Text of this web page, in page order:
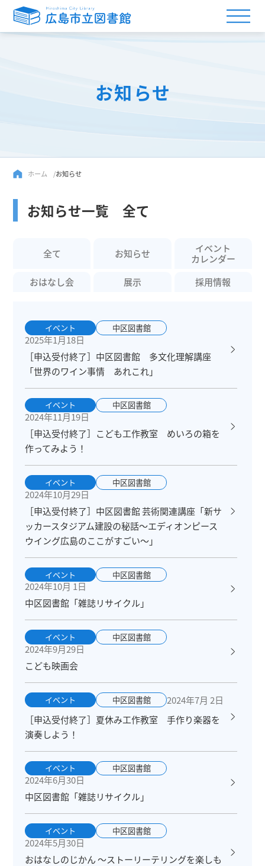
お知らせ
ホーム お知らせ
お知らせ一覧 全て
全て お知らせ
イベント
カレンダー
おはなし会
展示 採用情報
イベント 中区図書館
2025年1月18日
［申込受付終了］中区図書館 多文化理解講座
「世界のワイン事情 あれこれ」
イベント 中区図書館
2024年11月19日
［申込受付終了］こども工作教室 めいろの箱を
作ってみよう！
イベント 中区図書館
2024年10月29日
［申込受付終了］中区図書館 芸術関連講座「新サ
ッカースタジアム建設の秘話～エディオンピース
ウイング広島のここがすごい～」
イベント 中区図書館
2024年10月 1日
中区図書館「雑誌リサイクル」
イベント 中区図書館
2024年9月29日
こども映画会
イベント 中区図書館
2024年7月 2日
［申込受付終了］夏休み工作教室 手作り楽器を
演奏しよう！
イベント 中区図書館
2024年6月30日
中区図書館「雑誌リサイクル」
イベント 中区図書館
2024年5月30日
おはなしのじかん ～ストーリーテリングを楽しも